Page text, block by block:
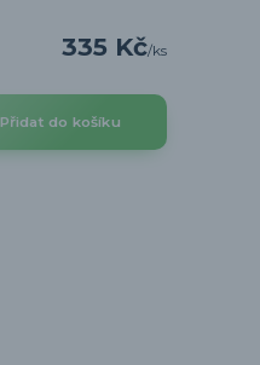
335 Kč/ks
Přidat do košíku